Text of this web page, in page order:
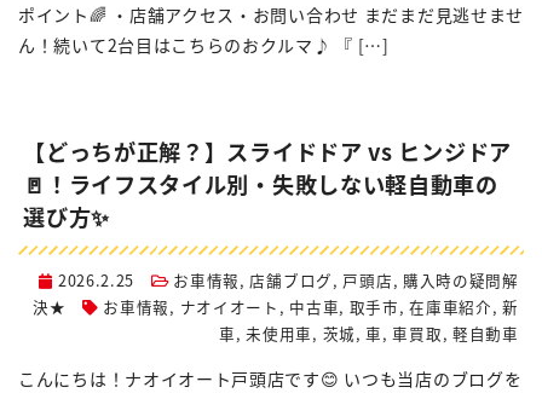
ポイント🌈 ・店舗アクセス・お問い合わせ まだまだ見逃せませ
ん！続いて2台目はこちらのおクルマ♪ 『 […]
【どっちが正解？】スライドドア vs ヒンジドア
🚪！ライフスタイル別・失敗しない軽自動車の
選び方✨
2026.2.25 お車情報, 店舗ブログ, 戸頭店, 購入時の疑問解
決★
お車情報, ナオイオート , 中古車, 取手市,在庫車紹介,新
車,未使用車, 茨城,車,車買取, 軽自動車
こんにちは！ナオイオート戸頭店です😊 いつも当店のブログを